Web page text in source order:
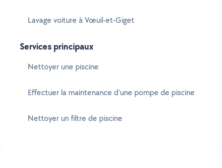
Lavage voiture à Vœuil-et-Giget
Services principaux
Nettoyer une piscine
Effectuer la maintenance d'une pompe de piscine
Nettoyer un filtre de piscine